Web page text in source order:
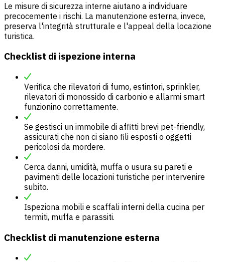
Le misure di sicurezza interne aiutano a individuare
precocemente i rischi. La manutenzione esterna, invece,
preserva l'integrità strutturale e l'appeal della locazione
turistica.
Checklist di ispezione interna
Verifica che rilevatori di fumo, estintori, sprinkler,
rilevatori di monossido di carbonio e allarmi smart
funzionino correttamente.
Se gestisci un immobile di affitti brevi pet-friendly,
assicurati che non ci siano fili esposti o oggetti
pericolosi da mordere.
Cerca danni, umidità, muffa o usura su pareti e
pavimenti delle locazioni turistiche per intervenire
subito.
Ispeziona mobili e scaffali interni della cucina per
termiti, muffa e parassiti.
Checklist di manutenzione esterna